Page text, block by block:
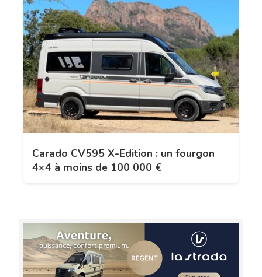
Carado CV595 X-Edition : un fourgon
4×4 à moins de 100 000 €